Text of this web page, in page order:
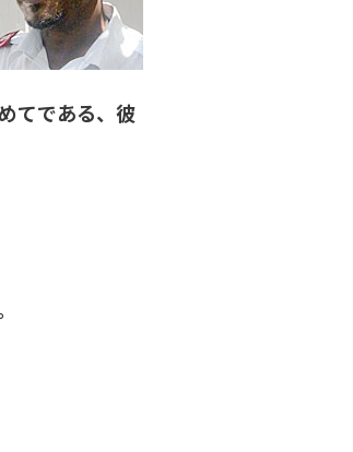
てである、彼